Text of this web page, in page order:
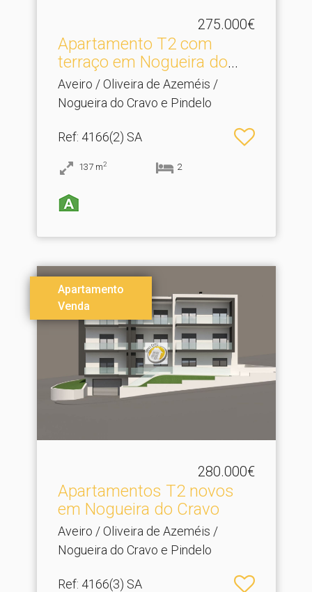
275.000€
Apartamento T2 com
terraço em Nogueira do
Cra.​..
Aveiro / Oliveira de Azeméis /
Nogueira do Cravo e Pindelo
Ref: 4166(2) SA
137 m2 2
Apartamento
Venda
280.000€
Apartamentos T2 novos
em Nogueira do Cravo
Aveiro / Oliveira de Azeméis /
Nogueira do Cravo e Pindelo
Ref: 4166(3) SA